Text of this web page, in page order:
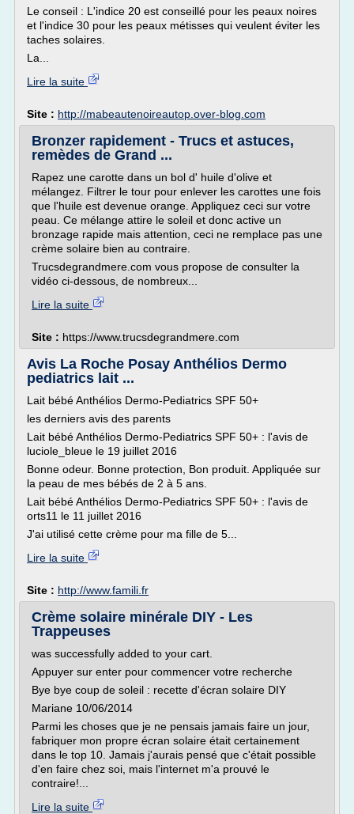
Le conseil : L'indice 20 est conseillé pour les peaux noires
et l'indice 30 pour les peaux métisses qui veulent éviter les
taches solaires.
La...
Lire la suite
Site : http://mabeautenoireautop.over-blog.com
Bronzer rapidement - Trucs et astuces,
remèdes de Grand ...
Rapez une carotte dans un bol d' huile d'olive et
mélangez. Filtrer le tour pour enlever les carottes une fois
que l'huile est devenue orange. Appliquez ceci sur votre
peau. Ce mélange attire le soleil et donc active un
bronzage rapide mais attention, ceci ne remplace pas une
crème solaire bien au contraire.
Trucsdegrandmere.com vous propose de consulter la
vidéo ci-dessous, de nombreux...
Lire la suite
Site : https://www.trucsdegrandmere.com
Avis La Roche Posay Anthélios Dermo
pediatrics lait ...
Lait bébé Anthélios Dermo-Pediatrics SPF 50+
les derniers avis des parents
Lait bébé Anthélios Dermo-Pediatrics SPF 50+ : l'avis de
luciole_bleue le 19 juillet 2016
Bonne odeur. Bonne protection, Bon produit. Appliquée sur
la peau de mes bébés de 2 à 5 ans.
Lait bébé Anthélios Dermo-Pediatrics SPF 50+ : l'avis de
orts11 le 11 juillet 2016
J'ai utilisé cette crème pour ma fille de 5...
Lire la suite
Site : http://www.famili.fr
Crème solaire minérale DIY - Les
Trappeuses
was successfully added to your cart.
Appuyer sur enter pour commencer votre recherche
Bye bye coup de soleil : recette d'écran solaire DIY
Mariane 10/06/2014
Parmi les choses que je ne pensais jamais faire un jour,
fabriquer mon propre écran solaire était certainement
dans le top 10. Jamais j'aurais pensé que c'était possible
d'en faire chez soi, mais l'internet m'a prouvé le
contraire!...
Lire la suite